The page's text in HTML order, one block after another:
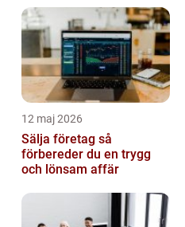
12 maj 2026
Sälja företag så
förbereder du en trygg
och lönsam affär